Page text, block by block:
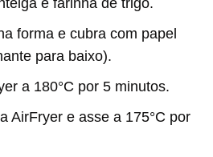
forma e cubra com papel
para baixo).
a 180°C por 5 minutos.
AirFryer e asse a 175°C por